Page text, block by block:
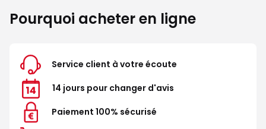
Pourquoi acheter en ligne
Service client à votre écoute
14 jours pour changer d'avis
Paiement 100% sécurisé